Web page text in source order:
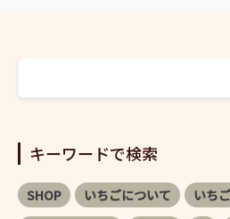
キーワードで検索
SHOP いちごについて
いち